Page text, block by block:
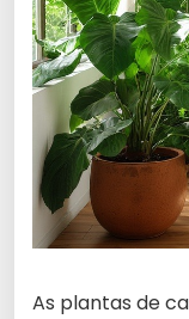
As plantas de